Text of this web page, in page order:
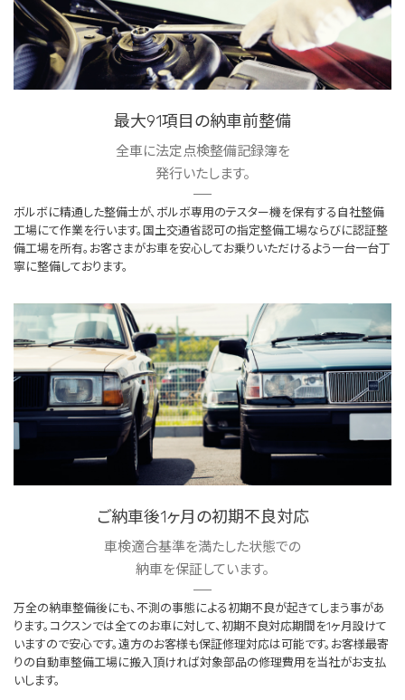
最大91項目の納車前整備
全車に法定点検整備記録簿を
発行いたします。
ボルボに精通した整備士が、ボルボ専用のテスター機を保有する自社整備
工場にて作業を行います。国土交通省認可の指定整備工場ならびに認証整
備工場を所有。お客さまがお車を安心してお乗りいただけるよう一台一台丁
寧に整備しております。
ご納車後1ヶ月の初期不良対応
車検適合基準を満たした状態での
納車を保証しています。
万全の納車整備後にも、不測の事態による初期不良が起きてしまう事があ
ります。コクスンでは全てのお車に対して、初期不良対応期間を1ヶ月設けて
いますので安心です。遠方のお客様も保証修理対応は可能です。お客様最寄
りの自動車整備工場に搬入頂ければ対象部品の修理費用を当社がお支払
いします。